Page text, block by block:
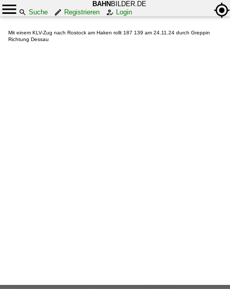
BAHN BILDER.DE
Suche
Registrieren Login
Mit einem KLV-Zug nach Rostock am Haken rollt 187 139 am 24.11.24 durch Greppin
Richtung Dessau